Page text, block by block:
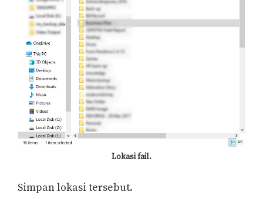
Lokasi fail.
Simpan lokasi tersebut.